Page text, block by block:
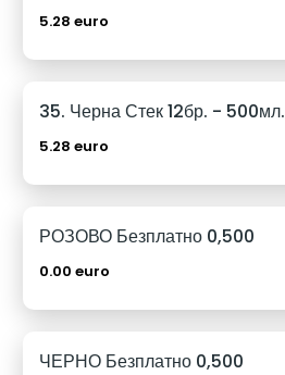
5.28 euro
35. Черна Стек 12бр. - 500мл.
5.28 euro
РОЗОВО Безплатно 0,500
0.00 euro
ЧЕРНО Безплатно 0,500